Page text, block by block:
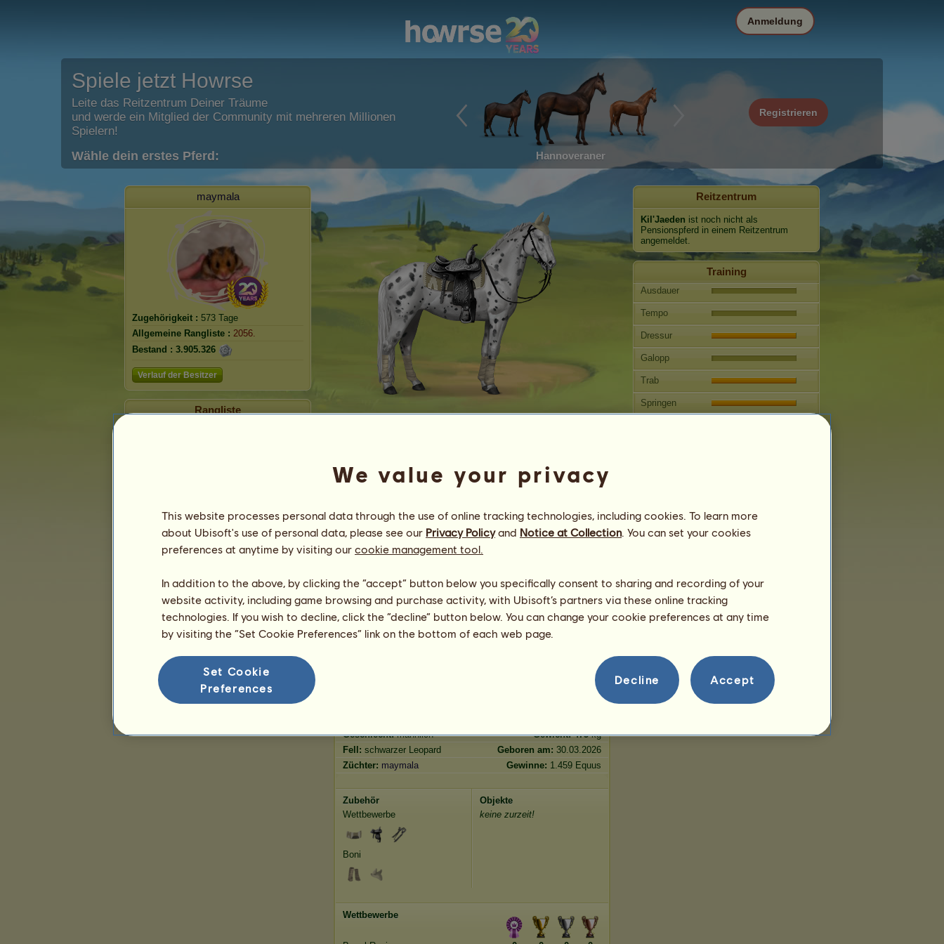
Spiele jetzt Howrse
Leite das Reitzentrum Deiner Träume
und werde ein Mitglied der Community mit mehreren Millionen
Spielern!
Wähle dein erstes Pferd: Hannoveraner
Registrieren
Anmeldung
maymala
Zugehörigkeit : 573 Tage
Allgemeine Rangliste : 2056.
Bestand : 3.905.326
Verlauf der Besitzer
Rangliste
Energie 29 %
Moral
100 %
Fähigkeiten
Tempo
1392.35
Dressur
9033.17
Galopp
Geschlecht:männlich Gewicht: 475kg
Fell: schwarzer Leopard Geboren am: 30.03.2026
Züchter: maymala Gewinne: 1.459 Equus
Zubehör
Wettbewerbe
Boni
Objekte
keine zurzeit!
Wettbewerbe
Reitzentrum
Kil'Jaeden ist noch nicht als
Pensionspferd in einem Reitzentrum
angemeldet.
Training
Ausdauer
Tempo
Dressur
Galopp
Trab
Springen
Informationen
Kil'Jaeden ist ein Team-Pferd und kann
sich dementsprechend nicht fortpflanzen.
Stammbaum
Nachkommen
We value your privacy
This website processes personal data through the use of online tracking technologies, including cookies. To learn more
about Ubisoft's use of personal data, please see our Privacy Policyand Notice at Collection. You can set your cookies
preferences at anytime by visiting our cookie management tool.
In addition to the above, by clicking the “accept” button below you specifically consent to sharing and recording of your
website activity, including game browsing and purchase activity, with Ubisoft’s partners via these online tracking
technologies. If you wish to decline, click the “decline” button below. You can change your cookie preferences at any time
by visiting the “Set Cookie Preferences” link on the bottom of each web page.
Set Cookie
Preferences
Decline Accept